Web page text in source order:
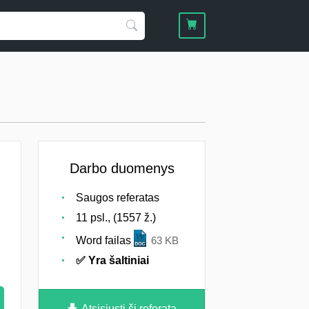
Darbo duomenys
Saugos referatas
11 psl., (1557 ž.)
Word failas
63 KB
✅ Yra šaltiniai